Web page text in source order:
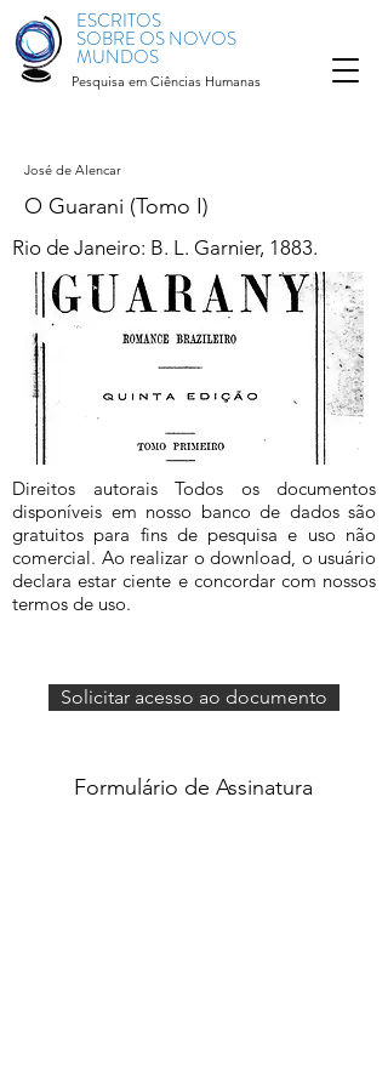
ESCRITOS
SOBRE OS NOVOS
MUNDOS
Pesquisa em Ciências Humanas
José de Alencar
O Guarani (Tomo I)
Rio de Janeiro: B. L. Garnier, 1883.
Direitos autorais Todos os documentos
disponíveis em nosso banco de dados são
gratuitos para fins de pesquisa e uso não
comercial. Ao realizar o download, o usuário
declara estar ciente e concordar com nossos
termos de uso.
Solicitar acesso ao documento
Formulário de Assinatura